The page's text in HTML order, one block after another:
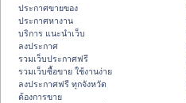
ประกาศขายของ
ประกาศหางาน
บริการ แนะนำเว็บ
ลงประกาศ
รวมเว็บประกาศฟรี
รวมเว็บซื้อขาย ใช้งานง่าย
ลงประกาศฟรี ทุกจังหวัด
ต้องการขาย